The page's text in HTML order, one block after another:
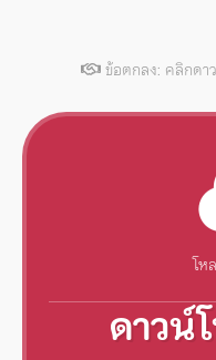
ข้อตกลง: คลิกด
โห
ดาว